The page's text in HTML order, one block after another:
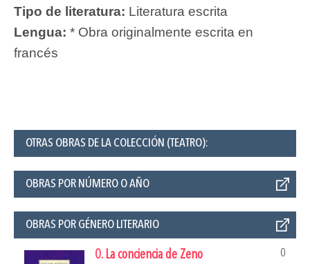
Tipo de literatura: Literatura escrita
Lengua: * Obra originalmente escrita en
francés
OTRAS OBRAS DE LA COLECCIÓN (TEATRO):
OBRAS POR NÚMERO O AÑO
OBRAS POR GÉNERO LITERARIO
0. La conciencia de Zeno
0